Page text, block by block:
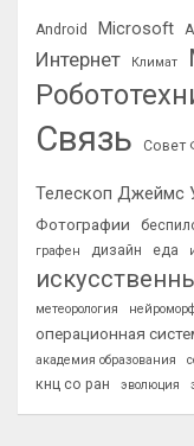
Android Microsoft
Интернет Климат
Связь Совет
Телескоп Джеймс
Фотографии
графен
дизайн еда
метеорология
операционная
академия образования
кнц со ран
эволюция